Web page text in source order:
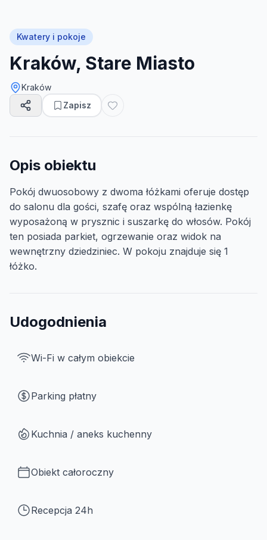
Kwatery i pokoje
Kraków, Stare Miasto
Kraków
Zapisz
Opis obiektu
Pokój dwuosobowy z dwoma łóżkami oferuje dostęp
do salonu dla gości, szafę oraz wspólną łazienkę
wyposażoną w prysznic i suszarkę do włosów. Pokój
ten posiada parkiet, ogrzewanie oraz widok na
wewnętrzny dziedziniec. W pokoju znajduje się 1
łóżko.
Udogodnienia
Wi-Fi w całym obiekcie
Parking płatny
Kuchnia / aneks kuchenny
Obiekt całoroczny
Recepcja 24h